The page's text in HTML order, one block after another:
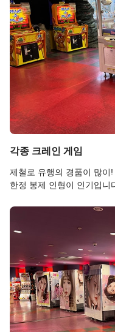
각종 크레인 게임
제철로 유행의 경품이 많이
한정 봉제 인형이 인기입니